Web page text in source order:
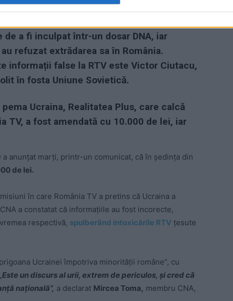
care o patronează și din „exilul” său din
a fi inculpat într-un dosar DNA, iar
refuzat extrădarea sa în România.
informații false la RTV este Victor Ciutacu,
în fosta Uniune Sovietică.
Ucraina, Realitatea Plus, care calcă
TV, a fost amendată cu 10.000 de lei, iar
anunțat marți, printr-un comunicat, că în ședința din
de lei.
în care România TV a pretins că Ucraina a
a constatat că informațiile au fost incorecte,
respectivă, spulberând intoxicările RTV țesute
Ucrainei împotriva minorității române”, cu
„Este un discurs al urii, extrem de periculos, și cred că
națională”, a declarat Mircea Toma, membru CNA,